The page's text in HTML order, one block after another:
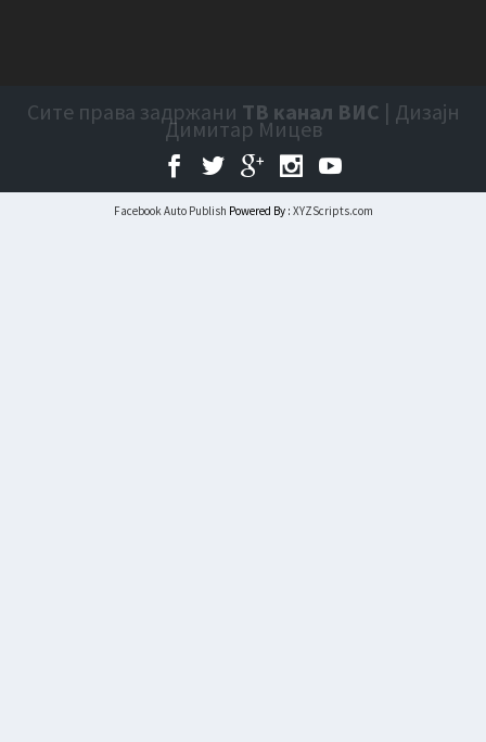
Сите права задржани ТВ канал ВИС | Дизајн
Димитар Мицев
Facebook Auto Publish Powered By : XYZScripts.com